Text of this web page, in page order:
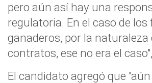
pero aún así hay una
regulatoria. En el caso de los
ganaderos, por la naturaleza
contratos, ese no era el
El candidato agregó que "aún